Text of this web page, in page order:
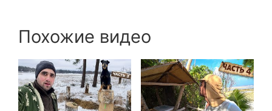
Похожие видео